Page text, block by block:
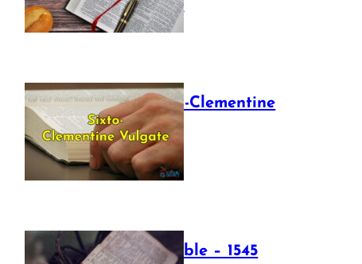
July 16, 2025
The Sixto-Clementine
Vulgate
July 12, 2025
Luther Bible – 1545